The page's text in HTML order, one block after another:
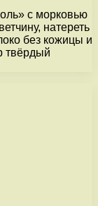
с морковью
натереть
без кожицы и
твёрдый